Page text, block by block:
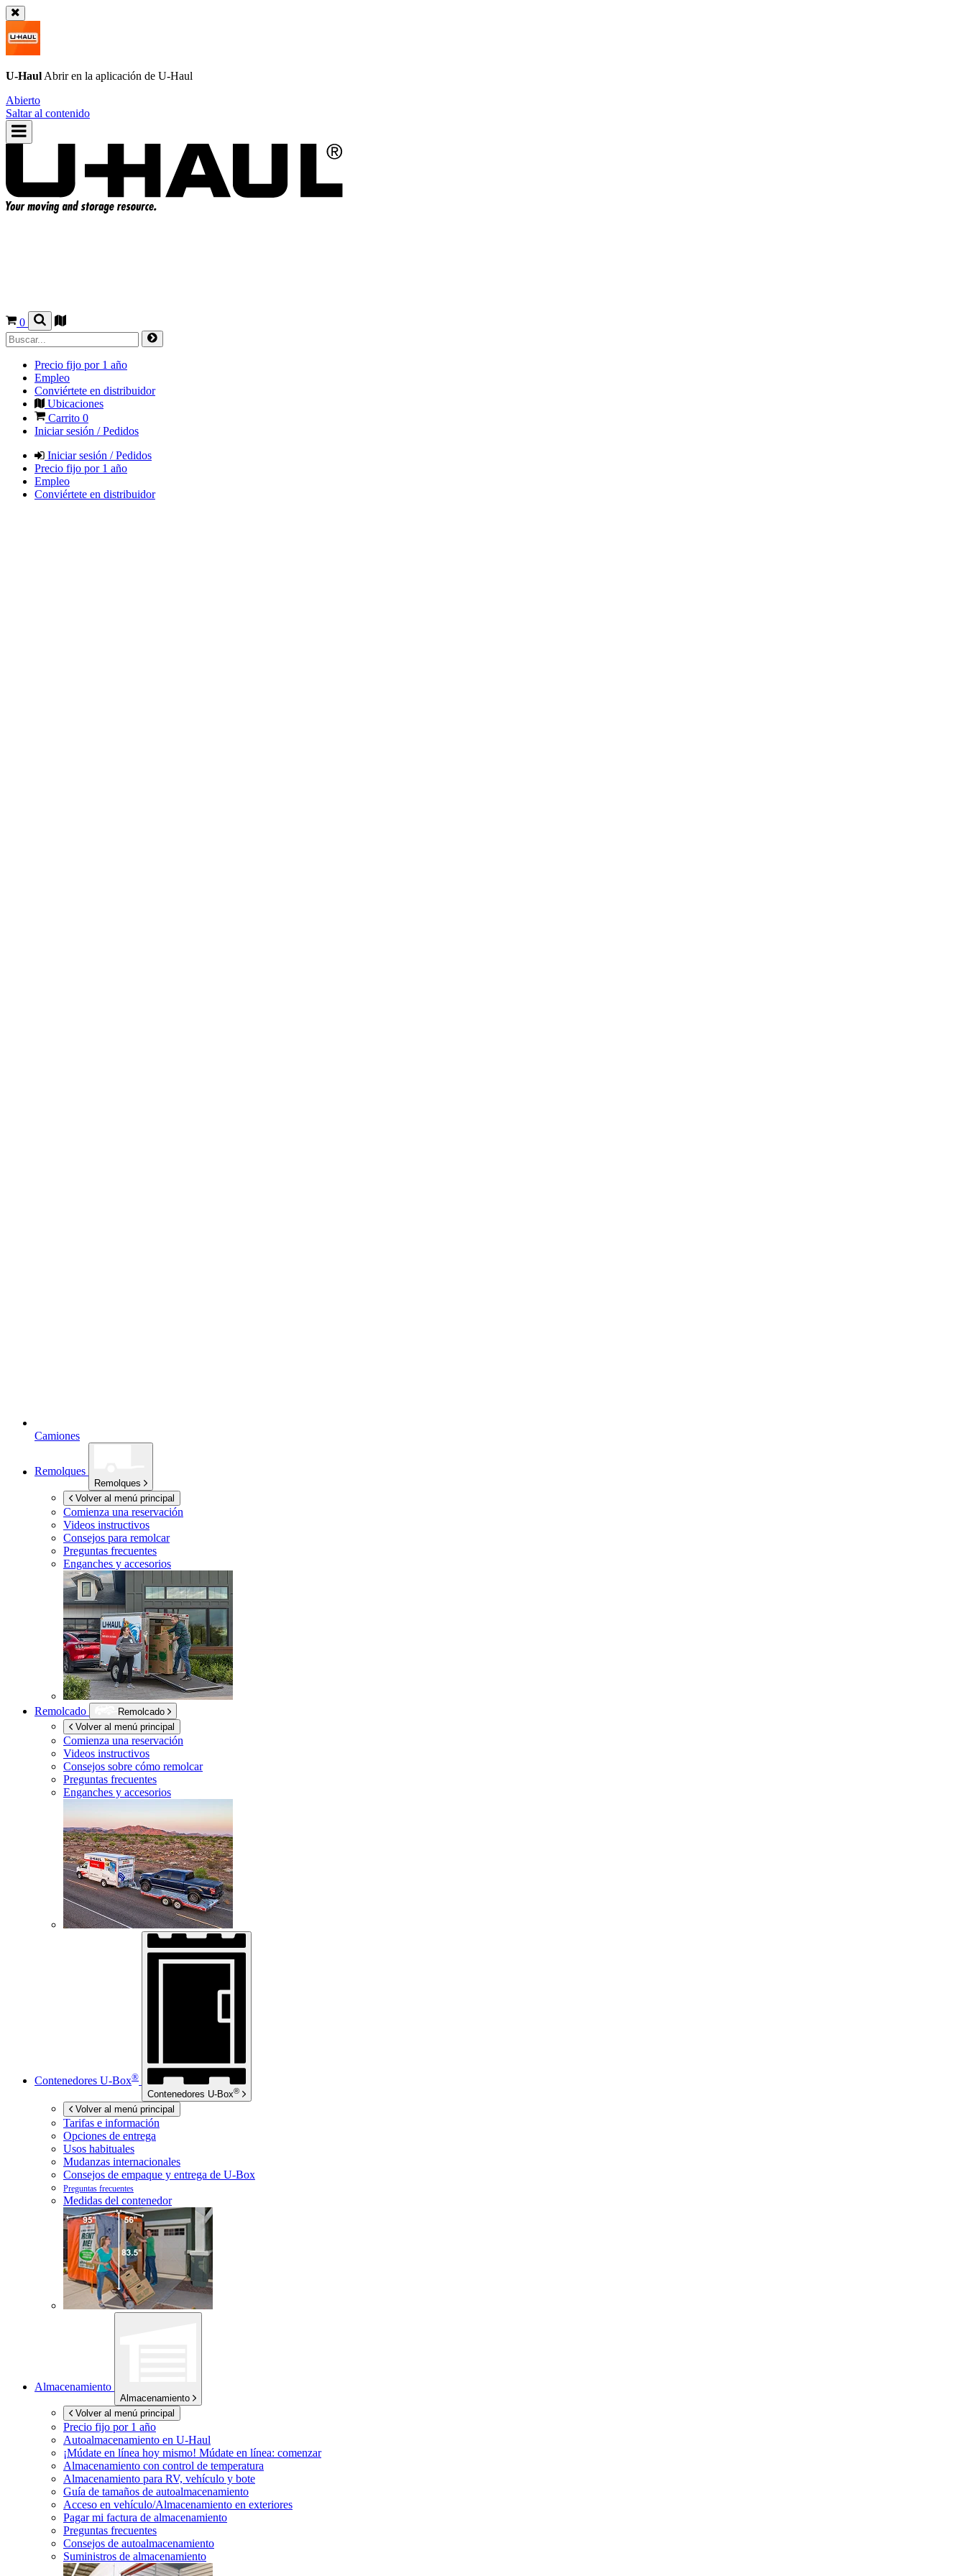
U-Haul Abrir en la aplicación de U-Haul
Abierto
Saltar al contenido
0
Precio fijo por 1 año
Empleo
Conviértete en distribuidor
Ubicaciones
Carrito 0
Iniciar sesión / Pedidos
Iniciar sesión / Pedidos
Precio fijo por 1 año
Empleo
Conviértete en distribuidor
Camiones
Remolques
Remolques
Volver al menú principal
Comienza una reservación
Videos instructivos
Consejos para remolcar
Preguntas frecuentes
Enganches y accesorios
Remolcado
Remolcado
Volver al menú principal
Comienza una reservación
Videos instructivos
Consejos sobre cómo remolcar
Preguntas frecuentes
Enganches y accesorios
Contenedores U-Box®
Contenedores U-Box®
Volver al menú principal
Tarifas e información
Opciones de entrega
Usos habituales
Mudanzas internacionales
Consejos de empaque y entrega de U-Box
Preguntas frecuentes
Medidas del contenedor
Almacenamiento
Almacenamiento
Volver al menú principal
Precio fijo por 1 año
Autoalmacenamiento en U-Haul
¡Múdate en línea hoy mismo! Múdate en línea: comenzar
Almacenamiento con control de temperatura
Almacenamiento para RV, vehículo y bote
Guía de tamaños de autoalmacenamiento
Acceso en vehículo/Almacenamiento en exteriores
Pagar mi factura de almacenamiento
Preguntas frecuentes
Consejos de autoalmacenamiento
Suministros de almacenamiento